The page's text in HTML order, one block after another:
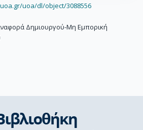
uoa/dl/object/3088556
Δημιουργού-Μη Εμπορική